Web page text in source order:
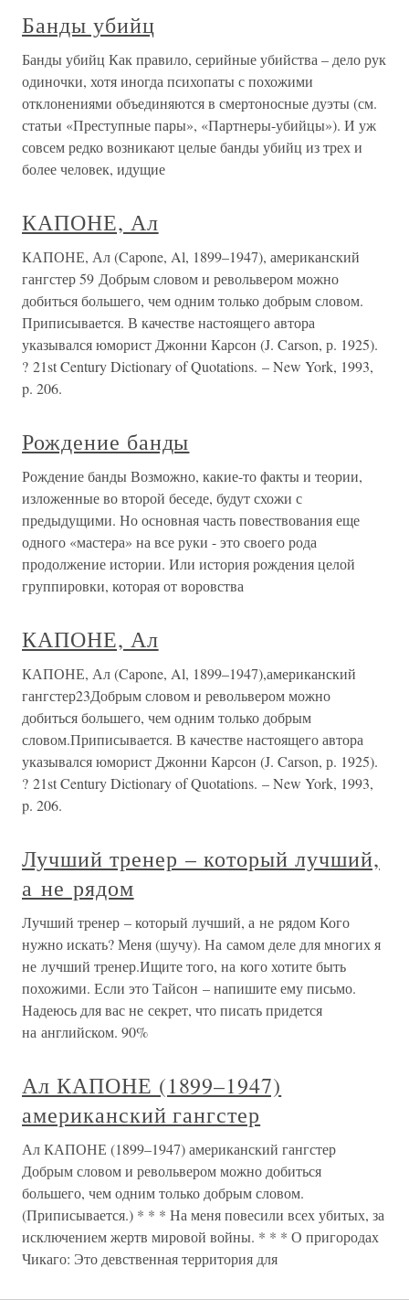
Банды убийц
Банды убийц Как правило, серийные убийства – дело рук
одиночки, хотя иногда психопаты с похожими
отклонениями объединяются в смертоносные дуэты (см.
статьи «Преступные пары», «Партнеры-убийцы»). И уж
совсем редко возникают целые банды убийц из трех и
более человек, идущие
КАПОНЕ, Ал
КАПОНЕ, Ал (Capone, Al, 1899–1947), американский
гангстер 59 Добрым словом и револьвером можно
добиться большего, чем одним только добрым словом.
Приписывается. В качестве настоящего автора
указывался юморист Джонни Карсон (J. Carson, р. 1925).
? 21st Century Dictionary of Quotations. – New York, 1993,
p. 206.
Рождение банды
Рождение банды Возможно, какие-то факты и теории,
изложенные во второй беседе, будут схожи с
предыдущими. Но основная часть повествования еще
одного «мастера» на все руки - это своего рода
продолжение истории. Или история рождения целой
группировки, которая от воровства
КАПОНЕ, Ал
КАПОНЕ, Ал (Capone, Al, 1899–1947),американский
гангстер23Добрым словом и револьвером можно
добиться большего, чем одним только добрым
словом.Приписывается. В качестве настоящего автора
указывался юморист Джонни Карсон (J. Carson, р. 1925).
? 21st Century Dictionary of Quotations. – New York, 1993,
p. 206.
Лучший тренер – который лучший,
а не рядом
Лучший тренер – который лучший, а не рядом Кого
нужно искать? Меня (шучу). На самом деле для многих я
не лучший тренер.Ищите того, на кого хотите быть
похожими. Если это Тайсон – напишите ему письмо.
Надеюсь для вас не секрет, что писать придется
на английском. 90%
Ал КАПОНЕ (1899–1947)
американский гангстер
Ал КАПОНЕ (1899–1947) американский гангстер
Добрым словом и револьвером можно добиться
большего, чем одним только добрым словом.
(Приписывается.) * * * На меня повесили всех убитых, за
исключением жертв мировой войны. * * * О пригородах
Чикаго: Это девственная территория для